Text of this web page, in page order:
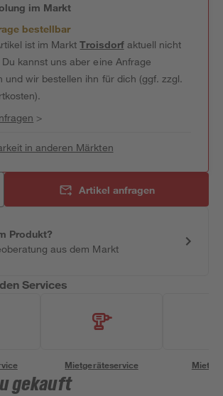
im Markt
bestellbar
ist im MarktTroisdorfaktuell nicht
kannst uns aber eine Anfrage
und wir bestellen ihn für dich (ggf. zzgl.
>
in anderen Märkten
Artikel anfragen
Produkt?
aus dem Markt
Services
Mietgeräteservice
gekauft